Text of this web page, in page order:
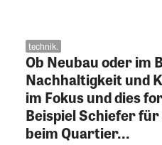
technik.
Ob Neubau oder im
Nachhaltigkeit und
im Fokus und dies
Beispiel Schiefer für
beim Quartier...